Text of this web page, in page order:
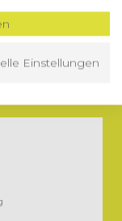
Einstellungen